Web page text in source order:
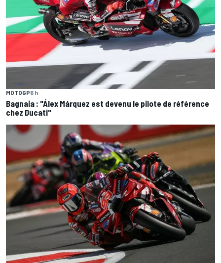
MOTOGP6 h
Bagnaia : "Álex Márquez est devenu le pilote de référence
chez Ducati"